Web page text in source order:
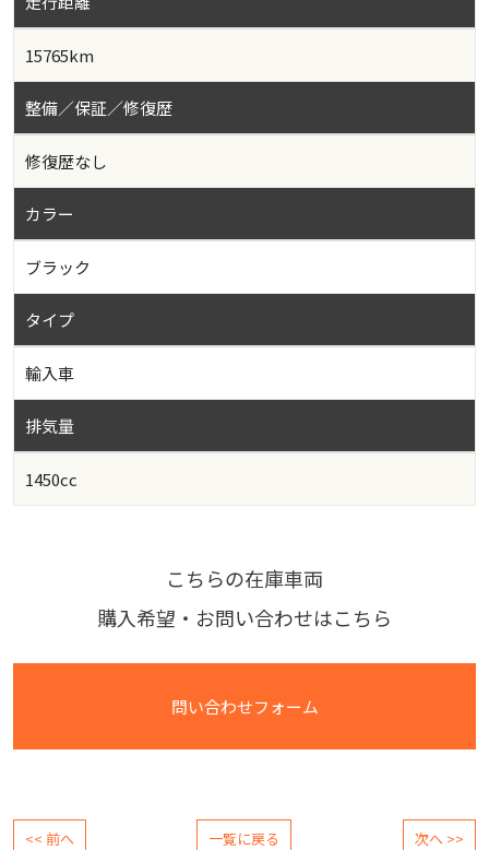
15765km
整備／保証／修復歴
修復歴なし
カラー
ブラック
タイプ
輸入車
排気量
1450cc
こちらの在庫車両
購入希望・お問い合わせはこちら
問い合わせフォーム
<< 前へ 一覧に戻る 次へ >>